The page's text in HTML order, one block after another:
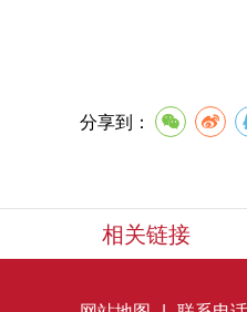
分享到：
相关链接